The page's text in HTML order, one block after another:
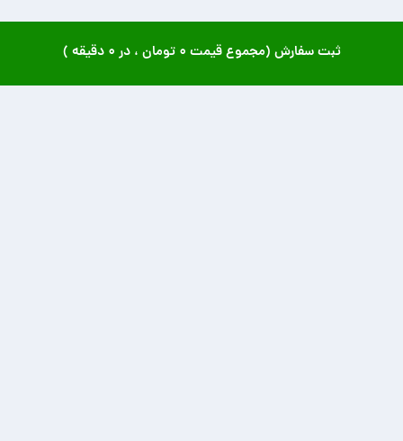
ثبت سفارش (مجموع قیمت ۰ تومان ، در ۰ دقیقه )